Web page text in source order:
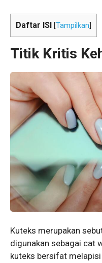
Daftar ISI [Tampilkan
Titik Kritis
Kuteks merupakan
digunakan sebagai cat
kuteks bersifat